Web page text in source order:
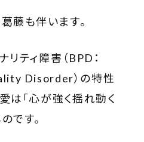
藤も伴います。
リティ障害（BPD：
Disorder）の特性
は「心が強く揺れ動く
です。